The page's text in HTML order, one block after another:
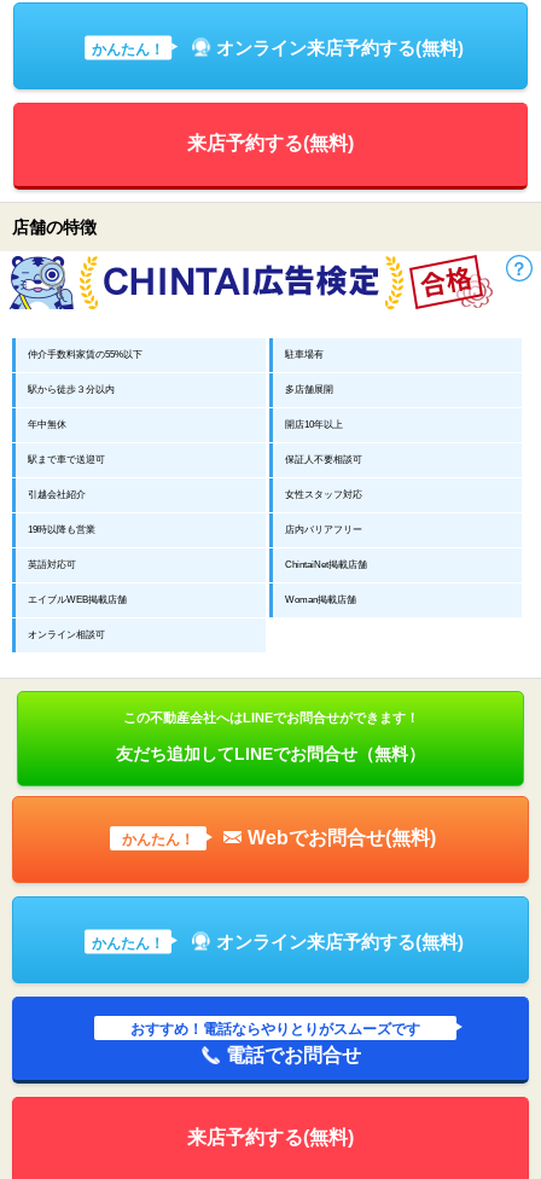
かんたん！ オンライン来店予約する(無料)
来店予約する(無料)
店舗の特徴
仲介手数料家賃の55%以下 駐車場有
駅から徒歩３分以内 多店舗展開
年中無休 開店10年以上
駅まで車で送迎可 保証人不要相談可
引越会社紹介 女性スタッフ対応
19時以降も営業 店内バリアフリー
英語対応可 ChintaiNet掲載店舗
エイブルWEB掲載店舗 Woman掲載店舗
オンライン相談可
この不動産会社へはLINEでお問合せができます！
友だち追加してLINEでお問合せ（無料）
かんたん！ Webでお問合せ(無料)
かんたん！ オンライン来店予約する(無料)
おすすめ！電話ならやりとりがスムーズです
電話でお問合せ
来店予約する(無料)